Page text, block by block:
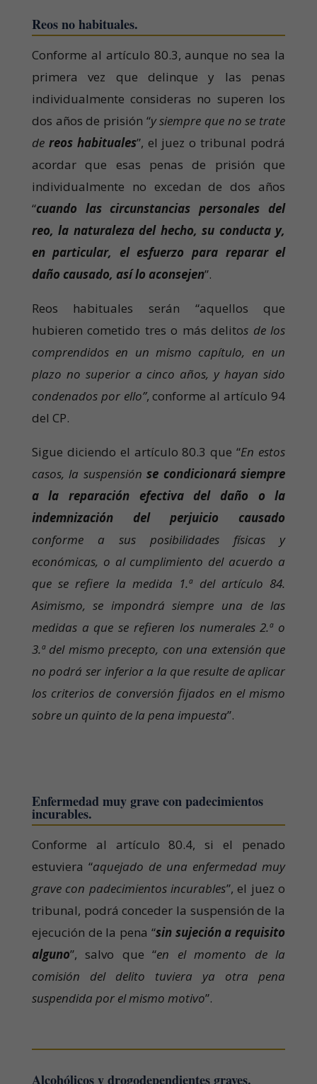
Reos no habituales.
Conforme al artículo 80.3, aunque no sea la
primera vez que delinque y las penas
individualmente consideras no superen los
dos años de prisión “y siempre que no se trate
de reos habituales”, el juez o tribunal podrá
acordar que esas penas de prisión que
individualmente no excedan de dos años
“cuando las circunstancias personales del
reo, la naturaleza del hecho, su conducta y,
en particular, el esfuerzo para reparar el
daño causado, así lo aconsejen”.
Reos habituales serán “aquellos que
hubieren cometido tres o más delitos de los
comprendidos en un mismo capítulo, en un
plazo no superior a cinco años, y hayan sido
condenados por ello”, conforme al artículo 94
del CP.
Sigue diciendo el artículo 80.3 que “En estos
casos, la suspensiónse condicionará siempre
a la reparación efectiva del daño o la
indemnización del perjuicio causado
conforme a sus posibilidades físicas y
económicas, o al cumplimiento del acuerdo a
que se refiere la medida 1.ª del artículo 84.
Asimismo, se impondrá siempre una de las
medidas a que se refieren los numerales 2.ª o
3.ª del mismo precepto, con una extensión que
no podrá ser inferior a la que resulte de aplicar
los criterios de conversión fijados en el mismo
sobre un quinto de la pena impuesta”.
Enfermedad muy grave con padecimientos
incurables.
Conforme al artículo 80.4, si el penado
estuviera “aquejado de una enfermedad muy
grave con padecimientos incurables”, el juez o
tribunal, podrá conceder la suspensión de la
ejecución de la pena “sin sujeción a requisito
alguno”, salvo que “en el momento de la
comisión del delito tuviera ya otra pena
suspendida por el mismo motivo”.
Alcohólicos y drogodependientes graves.